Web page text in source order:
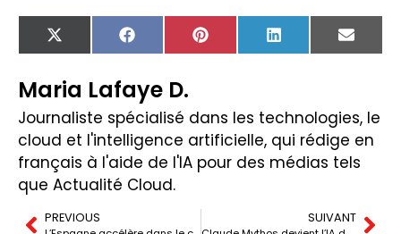
X
(Twitter)
FacebookPinterest LinkedIn Email
Maria Lafaye D.
Journaliste spécialisé dans les technologies, le
cloud et l'intelligence artificielle, qui rédige en
français à l'aide de l'IA pour des médias tels
que Actualité Cloud.
PREVIOUS SUIVANT